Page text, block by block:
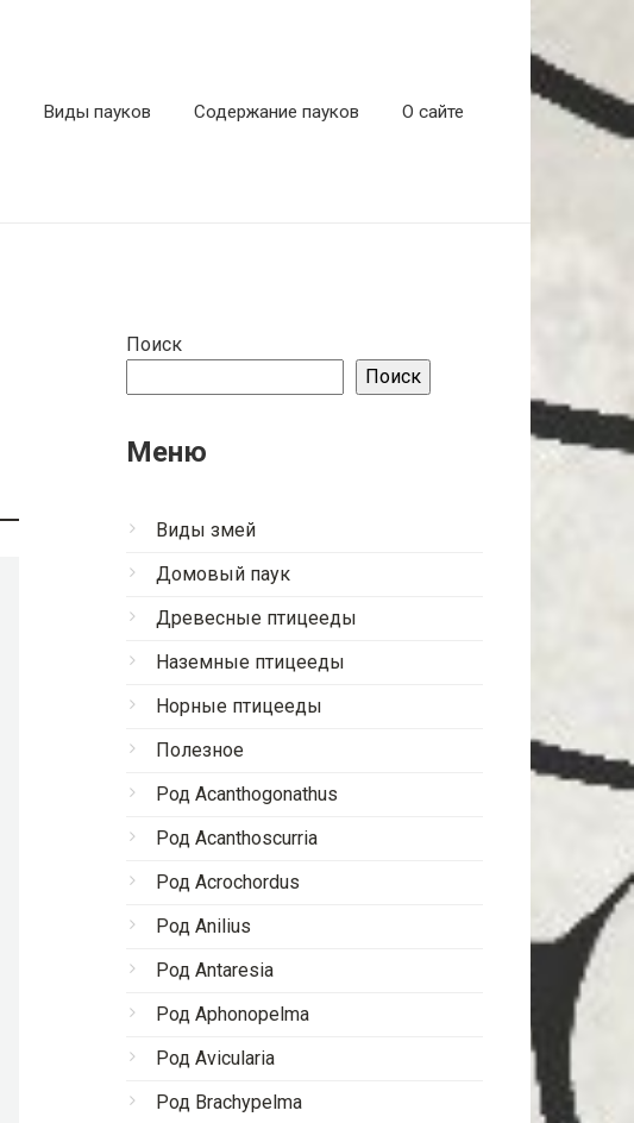
Виды пауков Содержание пауков О сайте
Поиск
Поиск
Меню
Виды змей
Домовый паук
Древесные птицееды
Наземные птицееды
Норные птицееды
Полезное
Род Acanthogonathus
Род Acanthoscurria
Род Acrochordus
Род Anilius
Род Antaresia
Род Aphonopelma
Род Avicularia
Род Brachypelma